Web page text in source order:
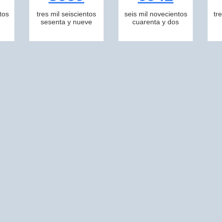
tres mil seiscientos
sesenta y nueve
seis mil novecientos
cuarenta y dos